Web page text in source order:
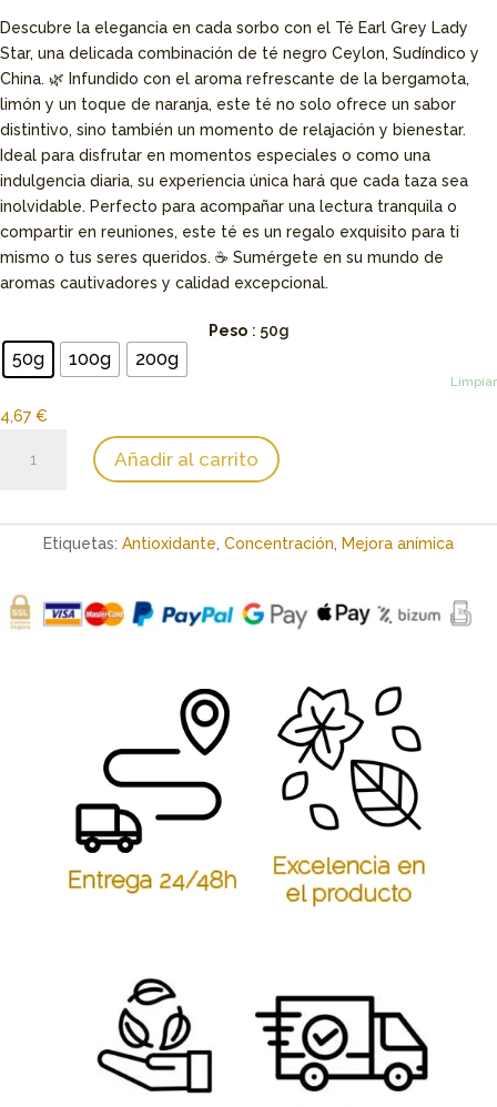
precios:
desde
4,67 €
hasta
15,22 €
Descubre la elegancia en cada sorbo con el Té Earl Grey Lady
Star, una delicada combinación de té negro Ceylon, Sudíndico y
China. 🌿 Infundido con el aroma refrescante de la bergamota,
limón y un toque de naranja, este té no solo ofrece un sabor
distintivo, sino también un momento de relajación y bienestar.
Ideal para disfrutar en momentos especiales o como una
indulgencia diaria, su experiencia única hará que cada taza sea
inolvidable. Perfecto para acompañar una lectura tranquila o
compartir en reuniones, este té es un regalo exquisito para ti
mismo o tus seres queridos. ☕ Sumérgete en su mundo de
aromas cautivadores y calidad excepcional.
Peso : 50g
50g 100g 200g
Limpiar
4,67 €
Añadir al carrito
Etiquetas: Antioxidante Concentración Mejora anímica